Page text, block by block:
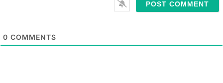
*0 COMMENTS